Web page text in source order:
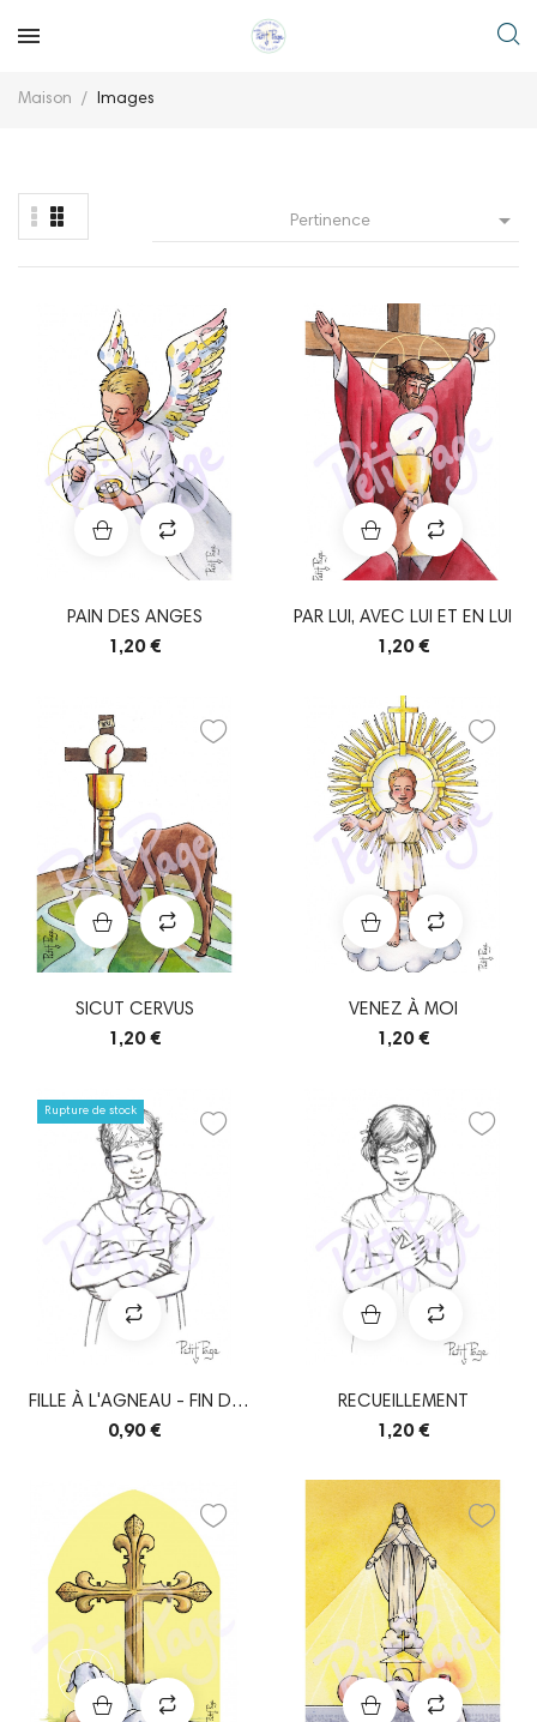
Maison Images
Pertinence 
PAIN DES ANGES
1,20 €
PAR LUI, AVEC LUI ET EN LUI
1,20 €
SICUT CERVUS
1,20 €
VENEZ À MOI
1,20 €
Rupture de stock
FILLE À L'AGNEAU - FIN DE
SÉRIE
0,90 €
RECUEILLEMENT
1,20 €